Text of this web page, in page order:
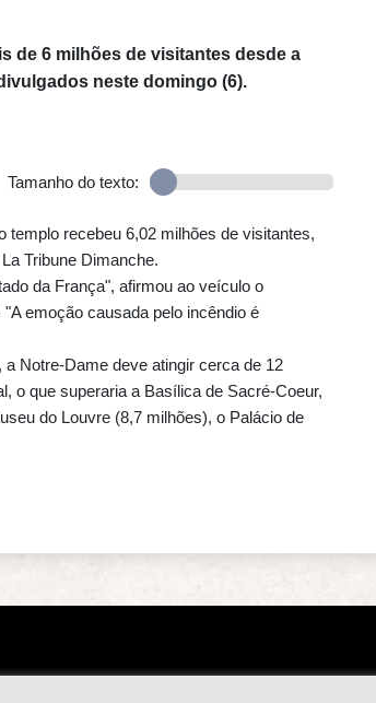
de 6 milhões de visitantes desde a
neste domingo (6).
Tamanho do texto:
templo recebeu 6,02 milhões de visitantes,
Tribune Dimanche.
da França", afirmou ao veículo o
emoção causada pelo incêndio é
Notre-Dame deve atingir cerca de 12
o que superaria a Basílica de Sacré-Coeur,
do Louvre (8,7 milhões), o Palácio de